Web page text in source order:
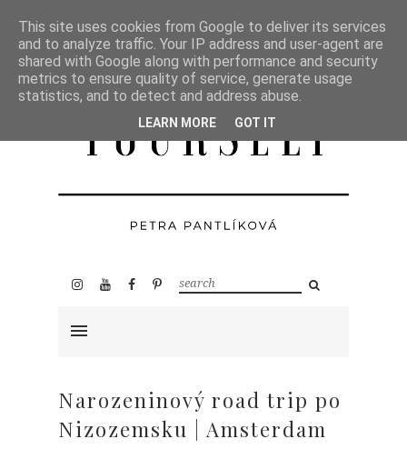
Narozeninový road trip po
Nizozemsku | Amsterdam
This site uses cookies from Google to deliver its services
and to analyze traffic. Your IP address and user-agent are
shared with Google along with performance and security
metrics to ensure quality of service, generate usage
statistics, and to detect and address abuse.
LEARN MORE GOT IT